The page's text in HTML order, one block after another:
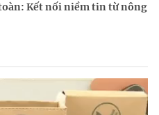
Kết nối niềm tin từ nông